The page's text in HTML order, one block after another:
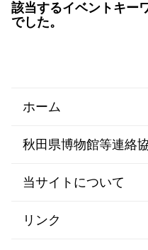
該当するイベントキー
でした。
ホーム
秋田県博物館等連絡
当サイトについて
リンク